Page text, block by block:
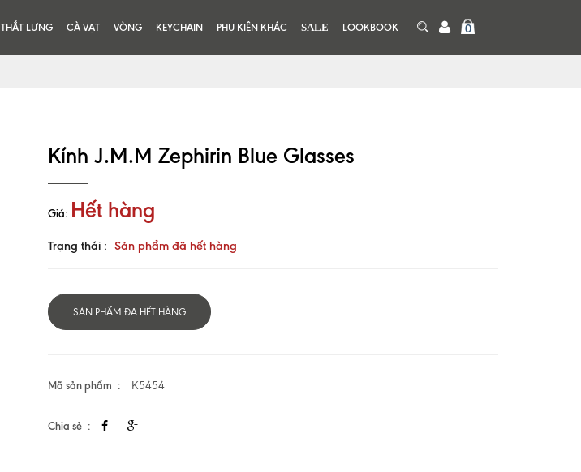
THẮT LƯNG CÀ VẠT VÒNG KEYCHAIN PHỤ KIỆN KHÁC S͟A͟L͟E͟ LOOKBOOK 0
Kính J.M.M Zephirin Blue Glasses
Giá: Hết hàng
Trạng thái : Sản phẩm đã hết hàng
SẢN PHẨM ĐÃ HẾT HÀNG
Mã sản phẩm K5454
Chia sẻ